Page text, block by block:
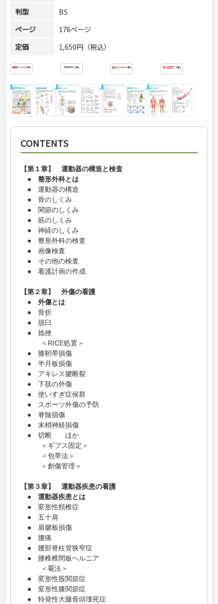
判型
B5
ページ
176ページ
定価
1,650円（税込）
CONTENTS
【第１章】 運動器の構造と検査
● 整形外科とは
● 運動器の構造
● 骨のしくみ
● 関節のしくみ
● 筋のしくみ
● 神経のしくみ
● 整形外科の検査
● 画像検査
● その他の検査
● 看護計画の作成
【第２章】 外傷の看護
● 外傷とは
● 骨折
● 脱臼
● 捻挫
＜RICE処置＞
● 膝靭帯損傷
● 半月板損傷
● アキレス腱断裂
● 下肢の外傷
● 使いすぎ症候群
● スポーツ外傷の予防
● 脊髄損傷
● 末梢神経損傷
● 切断 ほか
＜ギプス固定＞
＜包帯法＞
＜創傷管理＞
【第３章】 運動器疾患の看護
● 運動器疾患とは
● 変形性頸椎症
● 五十肩
● 肩腱板損傷
● 腰痛
● 腰部脊柱管狭窄症
● 腰椎椎間板ヘルニア
＜罨法＞
● 変形性股関節症
● 変形性膝関節症
● 特発性大腿骨頭壊死症